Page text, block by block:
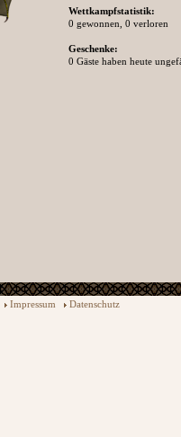
Wettkampfstatistik:
0 gewonnen, 0 verloren
Geschenke:
0 Gäste haben heute
Impressum Datenschutz